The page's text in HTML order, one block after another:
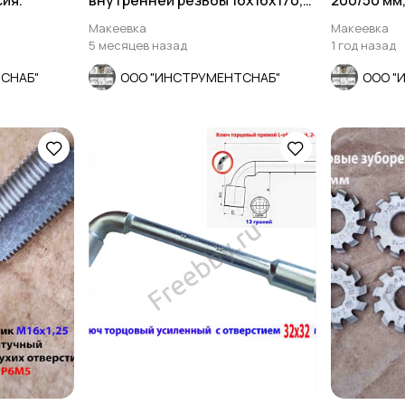
Т5К10, 2662-0005,.
Макеевка
5 месяцев назад
ООО "ИНСТРУМЕНТСНАБ"
шаг, СССР.
Макеевка
1 год назад
ООО